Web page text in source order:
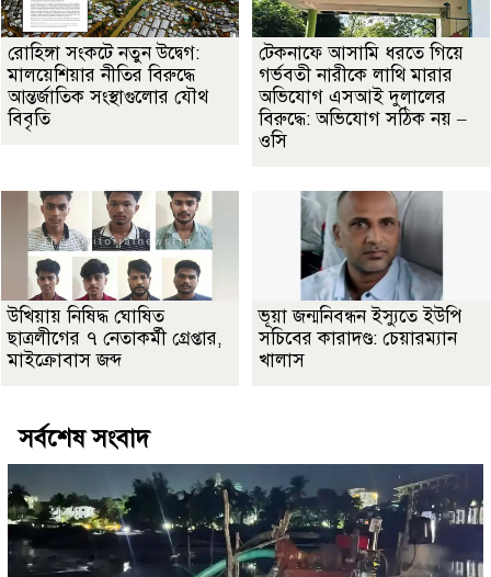
রোহিঙ্গা সংকটে নতুন উদ্বেগ:
মালয়েশিয়ার নীতির বিরুদ্ধে
আন্তর্জাতিক সংস্থাগুলোর যৌথ
বিবৃতি
টেকনাফে আসামি ধরতে গিয়ে
গর্ভবতী নারীকে লাথি মারার
অভিযোগ এসআই দুলালের
বিরুদ্ধে: অভিযোগ সঠিক নয় –
ওসি
উখিয়ায় নিষিদ্ধ ঘোষিত
ছাত্রলীগের ৭ নেতাকর্মী গ্রেপ্তার,
মাইক্রোবাস জব্দ
ভূয়া জন্মনিবন্ধন ইস্যুতে ইউপি
সচিবের কারাদণ্ড: চেয়ারম্যান
খালাস
সর্বশেষ সংবাদ